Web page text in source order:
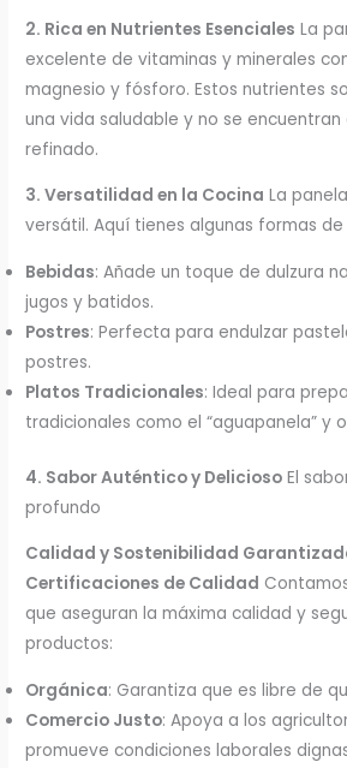
2. Rica en Nutrientes Esenciales La
excelente de vitaminas y minerales
magnesio y fósforo. Estos nutrientes
una vida saludable y no se encuentran
refinado.
3. Versatilidad en la Cocina La
versátil. Aquí tienes algunas formas de
Bebidas: Añade un toque de dulzura
jugos y batidos.
Postres: Perfecta para endulzar
postres.
Platos Tradicionales: Ideal para
tradicionales como el “aguapanela” y
4. Sabor Auténtico y Delicioso El
profundo
Calidad y Sostenibilidad
Certificaciones de Calidad
que aseguran la máxima calidad y
productos:
Orgánica: Garantiza que es libre de
Comercio Justo: Apoya a los
promueve condiciones laborales